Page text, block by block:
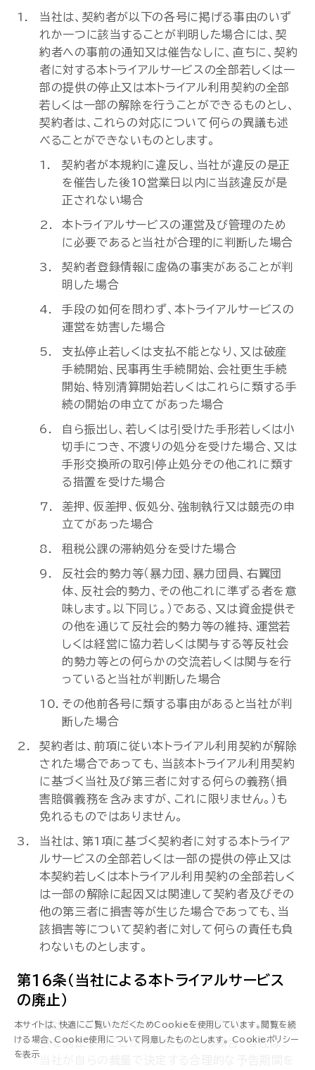
資料ダウンロード
当社は、契約者が以下の各号に掲げる事由のいず
れか一つに該当することが判明した場合には、契
約者への事前の通知又は催告なしに、直ちに、契約
者に対する本トライアルサービスの全部若しくは一
部の提供の停止又は本トライアル利用契約の全部
若しくは一部の解除を行うことができるものとし、
契約者は、これらの対応について何らの異議も述
べることができないものとします。
契約者が本規約に違反し、当社が違反の是正
を催告した後10営業日以内に当該違反が是
正されない場合
本トライアルサービスの運営及び管理のため
に必要であると当社が合理的に判断した場合
契約者登録情報に虚偽の事実があることが判
明した場合
手段の如何を問わず、本トライアルサービスの
運営を妨害した場合
支払停止若しくは支払不能となり、又は破産
手続開始、民事再生手続開始、会社更生手続
開始、特別清算開始若しくはこれらに類する手
続の開始の申立てがあった場合
自ら振出し、若しくは引受けた手形若しくは小
切手につき、不渡りの処分を受けた場合、又は
手形交換所の取引停止処分その他これに類す
る措置を受けた場合
差押、仮差押、仮処分、強制執行又は競売の申
立てがあった場合
租税公課の滞納処分を受けた場合
反社会的勢力等（暴力団、暴力団員、右翼団
体、反社会的勢力、その他これに準ずる者を意
味します。以下同じ。）である、又は資金提供そ
の他を通じて反社会的勢力等の維持、運営若
しくは経営に協力若しくは関与する等反社会
的勢力等との何らかの交流若しくは関与を行
っていると当社が判断した場合
その他前各号に類する事由があると当社が判
断した場合
契約者は、前項に従い本トライアル利用契約が解除
された場合であっても、当該本トライアル利用契約
に基づく当社及び第三者に対する何らの義務（損
害賠償義務を含みますが、これに限りません。）も
免れるものではありません。
当社は、第1項に基づく契約者に対する本トライア
ルサービスの全部若しくは一部の提供の停止又は
本契約若しくは本トライアル利用契約の全部若しく
は一部の解除に起因又は関連して契約者及びその
他の第三者に損害等が生じた場合であっても、当
該損害等について契約者に対して何らの責任も負
わないものとします。
第16条（当社による本トライアルサービス
の廃止）
当社は、本トライアルサービスの全部又は一部の提
供を廃止することがあります。その場合、当社は、
本サイトは、快適にご覧いただくためCookieを使用しています。閲覧を続
ける場合、Cookie使用について同意したものとします。 Cookieポリシー
を表示